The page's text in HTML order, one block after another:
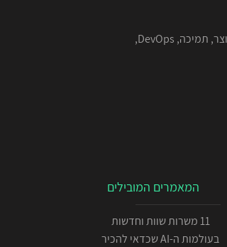
המגייסות המנוסות שלנו מתמחות בהשמה למגוון רחב של תפקידים בהייטק - תוכנה, סייבר, אבטחת מידע, אלגוריתמים, QA ואוטומציה, מוצר, תמיכה, DevOps,
המאמרים המובילים
11 משרות שוות וחדשות
בעולמות ה-AI שכדאי להכיר